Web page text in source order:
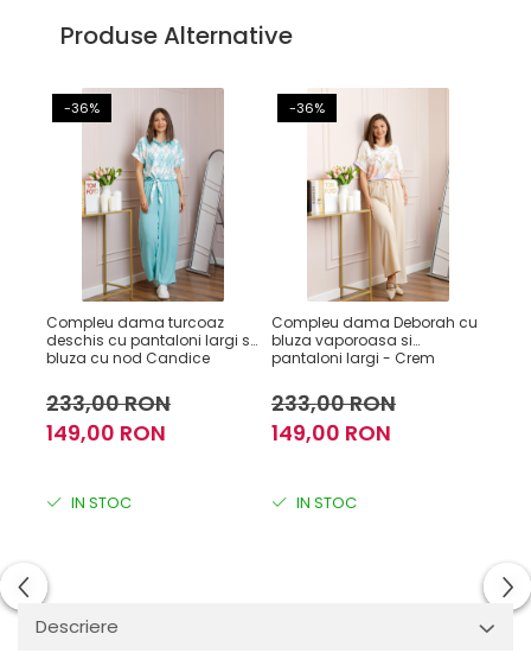
Produse Alternative
-36%
Compleu dama turcoaz
deschis cu pantaloni largi si
bluza cu nod Candice
233,00 RON
149,00 RON
IN STOC
-36%
Compleu dama Deborah cu
bluza vaporoasa si
pantaloni largi - Crem
233,00 RON
149,00 RON
IN STOC
Descriere